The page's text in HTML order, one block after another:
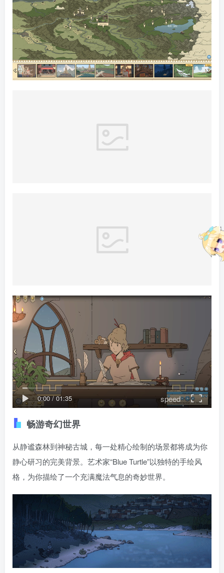
0:00 /01:35
畅游奇幻世界
从静谧森林到神秘古城，每一处精心绘制的场景都将成为你
静心研习的完美背景。艺术家“Blue Turtle”以独特的手绘风
格，为你描绘了一个充满魔法气息的奇妙世界。